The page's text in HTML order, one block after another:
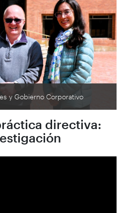
y Gobierno Corporativo
directiva: